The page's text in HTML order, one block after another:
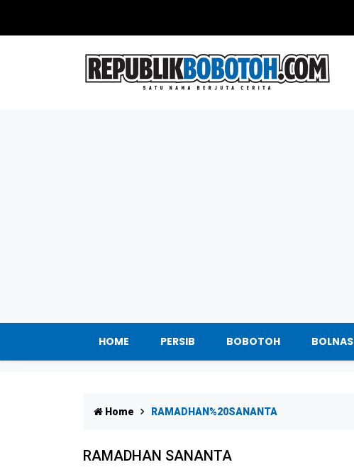
HOME PERSIB BOBOTOH BOLNAS
Home RAMADHAN%20SANANTA
RAMADHAN SANANTA